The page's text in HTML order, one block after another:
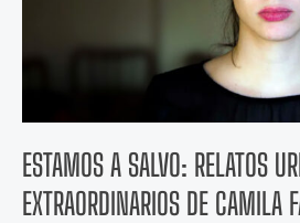
ESTAMOS A SALVO: RELATOS
EXTRAORDINARIOS DE CAMILA